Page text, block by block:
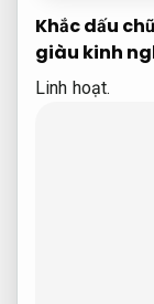
Khắc dấu
giàu kinh
Linh hoạt.